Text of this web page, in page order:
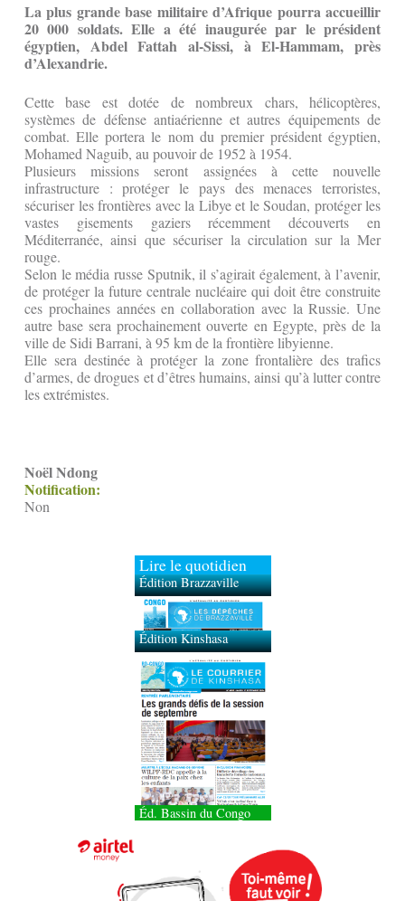
La plus grande base militaire d’Afrique pourra accueillir
20 000 soldats. Elle a été inaugurée par le président
égyptien, Abdel Fattah al-Sissi, à El-Hammam, près
d’Alexandrie.
Cette base est dotée de nombreux chars, hélicoptères,
systèmes de défense antiaérienne et autres équipements de
combat. Elle portera le nom du premier président égyptien,
Mohamed Naguib, au pouvoir de 1952 à 1954.
Plusieurs missions seront assignées à cette nouvelle
infrastructure : protéger le pays des menaces terroristes,
sécuriser les frontières avec la Libye et le Soudan, protéger les
vastes gisements gaziers récemment découverts en
Méditerranée, ainsi que sécuriser la circulation sur la Mer
rouge.
Selon le média russe Sputnik, il s’agirait également, à l’avenir,
de protéger la future centrale nucléaire qui doit être construite
ces prochaines années en collaboration avec la Russie. Une
autre base sera prochainement ouverte en Egypte, près de la
ville de Sidi Barrani, à 95 km de la frontière libyienne.
Elle sera destinée à protéger la zone frontalière des trafics
d’armes, de drogues et d’êtres humains, ainsi qu’à lutter contre
les extrémistes.
Noël Ndong
Notification:
Non
Lire le quotidien
Édition Brazzaville
Édition Kinshasa
Éd. Bassin du Congo